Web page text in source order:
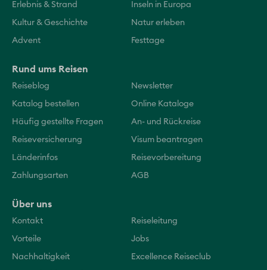
Erlebnis & Strand Inseln in Europa
Kultur & Geschichte Natur erleben
Advent Festtage
Rund ums Reisen
Reiseblog Newsletter
Katalog bestellen Online Kataloge
Häufig gestellte Fragen An- und Rückreise
Reiseversicherung Visum beantragen
Länderinfos Reisevorbereitung
Zahlungsarten AGB
Über uns
Kontakt Reiseleitung
Vorteile Jobs
Nachhaltigkeit Excellence Reiseclub